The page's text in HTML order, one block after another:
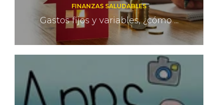
FINANZAS SALUDABLES
Gastos fijos y variables, ¿cómo ...